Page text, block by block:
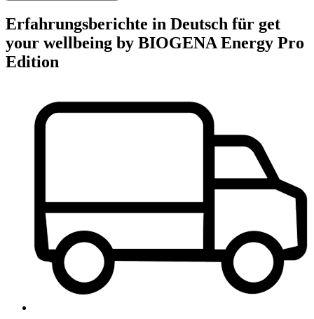
Erfahrungsberichte in Deutsch für get
your wellbeing by BIOGENA Energy Pro
Edition